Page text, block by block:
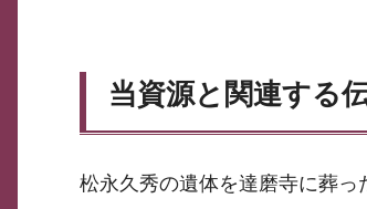
当資源と関連する
松永久秀の遺体を達磨寺に葬っ